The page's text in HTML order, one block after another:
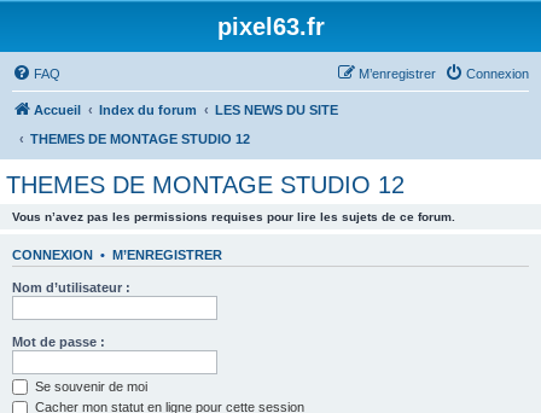
pixel63.fr
FAQ Connexion
M’enregistrer
Accueil Index du forum
LES NEWS DU SITE
THEMES DE MONTAGE STUDIO 12
THEMES DE MONTAGE STUDIO 12
Vous n’avez pas les permissions requises pour lire les sujets de ce forum.
CONNEXION • M’ENREGISTRER
Nom d’utilisateur :
Mot de passe :
Se souvenir de moi
Cacher mon statut en ligne pour cette session